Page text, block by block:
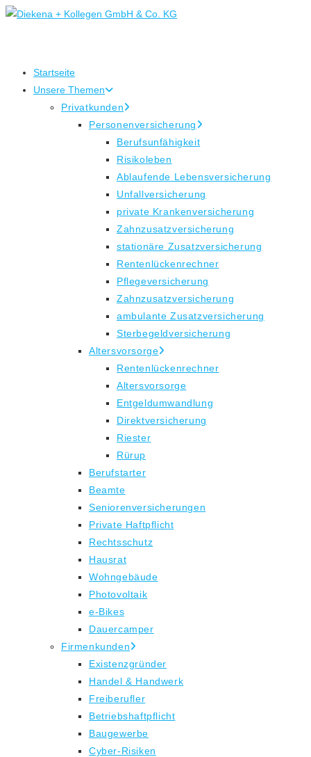
Zum
Startseite
Unsere Themen
Privatkunden
Personenversicherung
Berufsunfähigkeit
Risikoleben
Ablaufende Lebensversicherung
Unfallversicherung
private Krankenversicherung
Zahnzusatzversicherung
stationäre Zusatzversicherung
Rentenlückenrechner
Pflegeversicherung
Zahnzusatzversicherung
ambulante Zusatzversicherung
Sterbegeldversicherung
Altersvorsorge
Rentenlückenrechner
Altersvorsorge
Entgeldumwandlung
Direktversicherung
Riester
Rürup
Berufstarter
Beamte
Seniorenversicherungen
Private Haftpflicht
Rechtsschutz
Hausrat
Wohngebäude
Photovoltaik
e-Bikes
Dauercamper
Firmenkunden
Existenzgründer
Handel & Handwerk
Freiberufler
Betriebshaftpflicht
Baugewerbe
Cyber-Risiken